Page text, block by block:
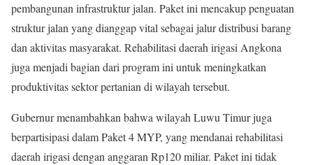
pembangunan infrastruktur jalan. Paket ini mencakup penguatan
struktur jalan yang dianggap vital sebagai jalur distribusi barang
dan aktivitas masyarakat. Rehabilitasi daerah irigasi Angkona
juga menjadi bagian dari program ini untuk meningkatkan
produktivitas sektor pertanian di wilayah tersebut.
Gubernur menambahkan bahwa wilayah Luwu Timur juga
berpartisipasi dalam Paket 4 MYP, yang mendanai rehabilitasi
daerah irigasi dengan anggaran Rp120 miliar. Paket ini tidak